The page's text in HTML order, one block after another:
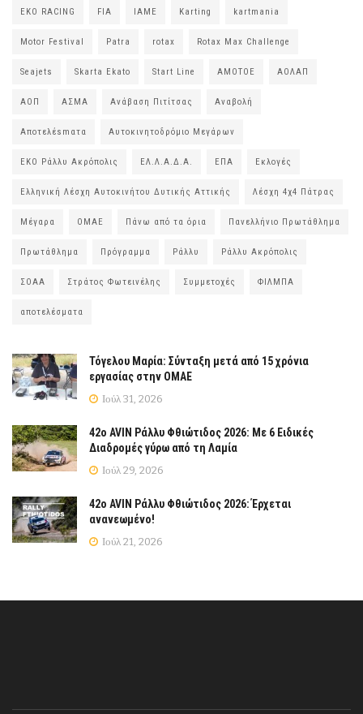
EKO RACING FIA IAME Karting kartmania
Motor Festival Patra rotax Rotax Max Challenge
Seajets Skarta Ekato Start Line ΑΜΟΤΟΕ ΑΟΛΑΠ
ΑΟΠ ΑΣΜΑ Ανάβαση Πιτίτσας Αναβολή
Αποτελέsmατα Αυτοκινητοδρόμιο Μεγάρων
ΕΚΟ Ράλλυ Ακρόπολις ΕΛ.Λ.Α.Δ.Α. ΕΠΑ Εκλογές
Ελληνική Λέσχη Αυτοκινήτου Δυτικής Αττικής Λέσχη 4χ4 Πάτρας
Μέγαρα ΟΜΑΕ Πάνω από τα όρια Πανελλήνιο Πρωτάθλημα
Πρωτάθλημα Πρόγραμμα Ράλλυ Ράλλυ Ακρόπολις
ΣΟΑΑ Στράτος Φωτεινέλης Συμμετοχές ΦΙΛΜΠΑ
αποτελέσματα
Τόγελου Μαρία: Σύνταξη μετά από 15 χρόνια
εργασίας στην ΟΜΑΕ
Ιούλ 31, 2026
42ο AVIN Ράλλυ Φθιώτιδος 2026: Με 6 Ειδικές
Διαδρομές γύρω από τη Λαμία
Ιούλ 29, 2026
42ο AVIN Ράλλυ Φθιώτιδος 2026: Έρχεται
ανανεωμένο!
Ιούλ 21, 2026